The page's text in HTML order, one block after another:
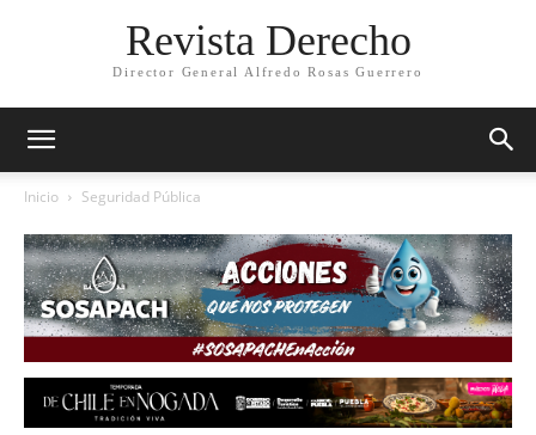
Revista Derecho
Director General Alfredo Rosas Guerrero
Inicio Seguridad Pública